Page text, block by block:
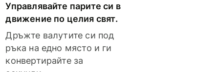
Управлявайте парите си в
движение по целия свят.
Дръжте валутите си под
ръка на едно място и ги
конвертирайте за